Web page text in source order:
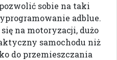
sobie na taki
adblue.
na motoryzacji, dużo
samochodu niż
do przemieszczania